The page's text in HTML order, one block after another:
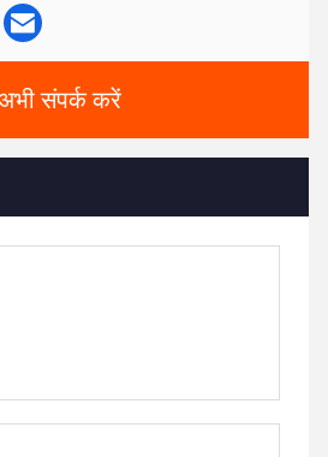
संपर्क करें